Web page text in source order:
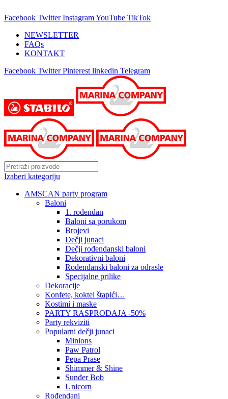
Facebook Twitter InstagramYouTube TikTok
NEWSLETTER
FAQs
KONTAKT
Facebook Twitter Pinterest linkedin Telegram
Izaberi kategoriju
AMSCAN party program
Baloni
1. rođendan
Baloni sa porukom
Brojevi
Dečji junaci
Dečji rođendanski baloni
Dekorativni baloni
Rođendanski baloni za odrasle
Specijalne prilike
Dekoracije
Konfete, koktel štapići…
Kostimi i maske
PARTY RASPRODAJA -50%
Party rekviziti
Popularni dečji junaci
Minions
Paw Patrol
Pepa Prase
Shimmer & Shine
Sunđer Bob
Unicorn
Rođendani